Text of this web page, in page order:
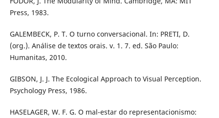
Press, 1983.
GALEMBECK, P. T. O turno conversacional. In: PRETI, D.
(org.). Análise de textos orais. v. 1. 7. ed. São Paulo:
Humanitas, 2010.
GIBSON, J. J. The Ecological Approach to Visual Perception.
Psychology Press, 1986.
HASELAGER, W. F. G. O mal-estar do representacionismo: